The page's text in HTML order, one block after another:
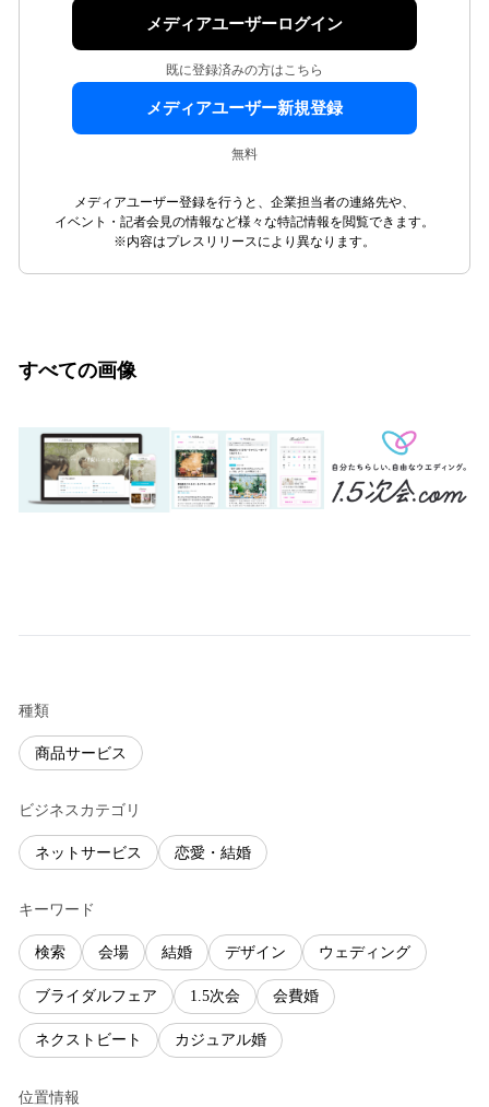
メディアユーザーログイン
既に登録済みの方はこちら
メディアユーザー新規登録
無料
メディアユーザー登録を行うと、企業担当者の連絡先や、
イベント・記者会見の情報など様々な特記情報を閲覧できます。
※内容はプレスリリースにより異なります。
すべての画像
種類
商品サービス
ビジネスカテゴリ
ネットサービス 恋愛・結婚
キーワード
検索 会場 結婚 デザイン ウェディング
ブライダルフェア 1.5次会 会費婚
ネクストビート カジュアル婚
位置情報